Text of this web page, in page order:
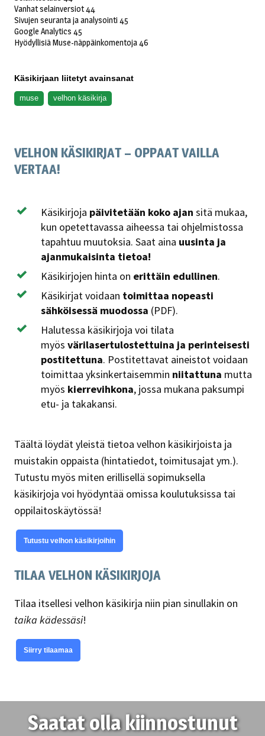
Vanhat selainversiot 44
Sivujen seuranta ja analysointi 45
Google Analytics 45
Hyödyllisiä Muse-näppäinkomentoja 46
Käsikirjaan liitetyt avainsanat
muse velhon käsikirja
VELHON KÄSIKIRJAT – OPPAAT VAILLA
VERTAA!
Käsikirjoja päivitetään koko ajan sitä mukaa,
kun opetettavassa aiheessa tai ohjelmistossa
tapahtuu muutoksia. Saat aina uusinta ja
ajanmukaisinta tietoa!
Käsikirjojen hinta on erittäin edullinen.
Käsikirjat voidaan toimittaa nopeasti
sähköisessä muodossa (PDF).
Halutessa käsikirjoja voi tilata
myösvärilasertulostettuina ja perinteisesti
postitettuna. Postitettavat aineistot voidaan
toimittaa yksinkertaisemmin niitattuna mutta
myös kierrevihkona, jossa mukana paksumpi
etu- ja takakansi.
Täältä löydät yleistä tietoa velhon käsikirjoista ja
muistakin oppaista (hintatiedot, toimitusajat ym.).
Tutustu myös miten erillisellä sopimuksella
käsikirjoja voi hyödyntää omissa koulutuksissa tai
oppilaitoskäytössä!
Tutustu velhon käsikirjoihin
TILAA VELHON KÄSIKIRJOJA
Tilaa itsellesi velhon käsikirja niin pian sinullakin on
taika kädessäsi!
Siirry tilaamaa
Saatat olla kiinnostunut